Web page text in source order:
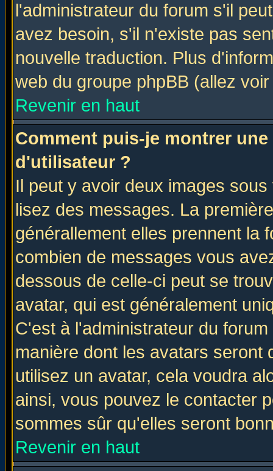
l'administrateur du forum s'il
avez besoin, s'il n'existe pas
nouvelle traduction. Plus
web du groupe phpBB (allez
Revenir en haut
Comment puis-je montrer
d'utilisateur ?
Il peut y avoir deux images
lisez des messages. La
générallement elles prennent la
combien de messages vous
dessous de celle-ci peut se
avatar, qui est généralement
C'est à l'administrateur du
manière dont les avatars seront
utilisez un avatar, cela voudra
ainsi, vous pouvez le contacter
sommes sûr qu'elles seront
Revenir en haut